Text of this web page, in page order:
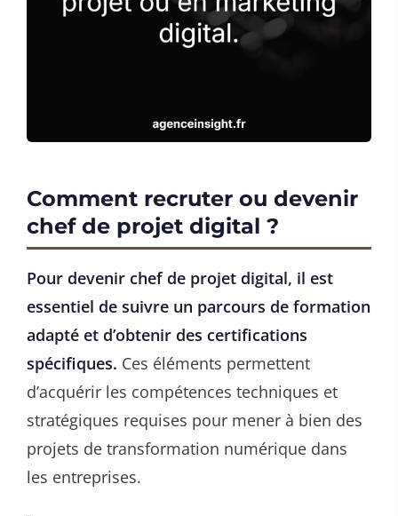
Comment recruter ou devenir
chef de projet digital ?
Pour devenir chef de projet digital, il est
essentiel de suivre un parcours de formation
adapté et d’obtenir des certifications
spécifiques. Ces éléments permettent
d’acquérir les compétences techniques et
stratégiques requises pour mener à bien des
projets de transformation numérique dans
les entreprises.